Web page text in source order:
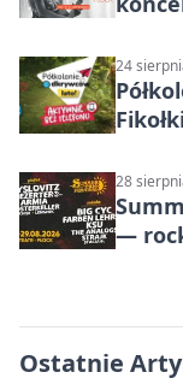
24
28
—
Ostatnie